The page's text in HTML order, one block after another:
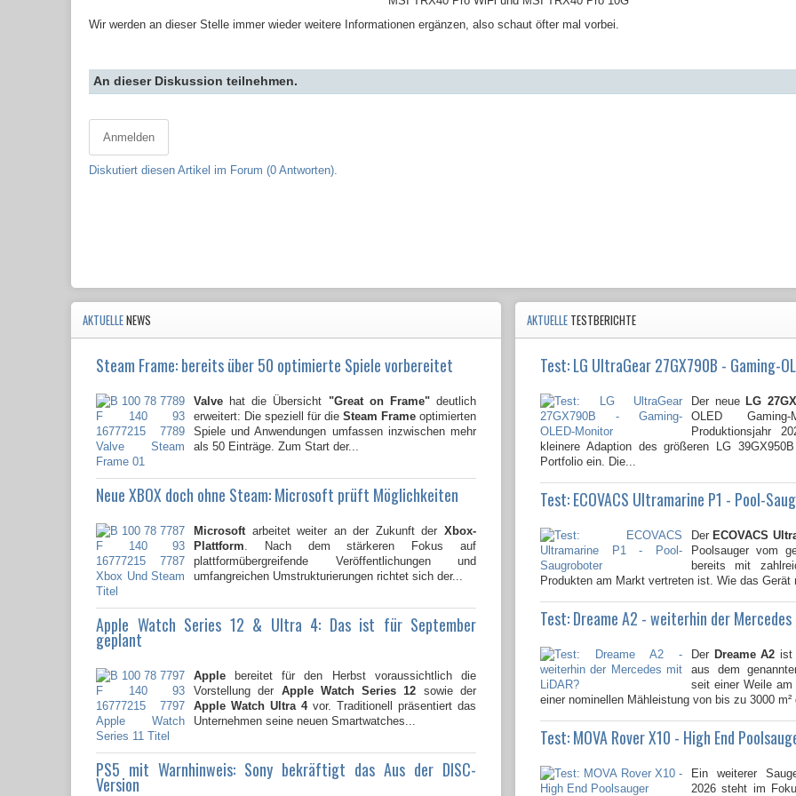
Wir werden an dieser Stelle immer wieder weitere Informationen ergänzen, also schaut öfter mal vorbei.
An dieser Diskussion teilnehmen.
Anmelden
Diskutiert diesen Artikel im Forum (0 Antworten).
AKTUELLENEWS
Steam Frame: bereits über 50 optimierte Spiele vorbereitet
Valve hat die Übersicht "Great on Frame"deutlich
erweitert: Die speziell für die Steam Frame optimierten
Spiele und Anwendungen umfassen inzwischen mehr
als 50 Einträge. Zum Start der...
Neue XBOX doch ohne Steam: Microsoft prüft Möglichkeiten
Microsoftarbeitet weiter an der Zukunft der Xbox-
Plattform. Nach dem stärkeren Fokus auf
plattformübergreifende Veröffentlichungen und
umfangreichen Umstrukturierungen richtet sich der...
Apple Watch Series 12 & Ultra 4: Das ist für September
geplant
Apple bereitet für den Herbst voraussichtlich die
Vorstellung der Apple Watch Series 12 sowie der
Apple Watch Ultra 4vor. Traditionell präsentiert das
Unternehmen seine neuen Smartwatches...
PS5 mit Warnhinweis: Sony bekräftigt das Aus der DISC-
Version
AKTUELLE TESTBERICHTE
Test: LG UltraGear 27GX790B - Gaming-
Der neue LG
OLED
Produktionsjahr
kleinere Adaption des größeren LG
Portfolio ein. Die...
Test: ECOVACS Ultramarine P1 - Pool-
Der ECOVACS
Poolsauger vom
bereits mit
Produkten am Markt vertreten ist. Wie das Gerät
Test: Dreame A2 - weiterhin der Mercedes
Der Dreame A2 ist
aus dem
seit einer Weile
einer nominellen Mähleistung von bis zu 3000
Test: MOVA Rover X10 - High End
Ein weiterer
2026 steht im